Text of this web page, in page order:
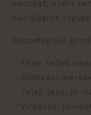
okozhat, ezért
háziállatok
Összefoglaló
– Fény: teljes
– Öntözés:
– Talaj: laza, jó
– Virágzás: